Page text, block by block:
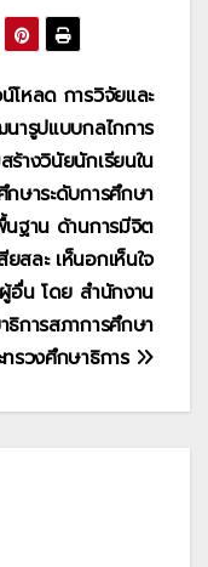
โหลด การวิจัยและ
ารูปแบบกลไกการ
ร้างวินัยนักเรียนใน
กษาระดับการศึกษา
ฐาน ด้านการมีจิต
ยสละ เห็นอกเห็นใจ
ผู้อื่น โดย สำนักงาน
ธิการสภาการศึกษา
ทรวงศึกษาธิการ